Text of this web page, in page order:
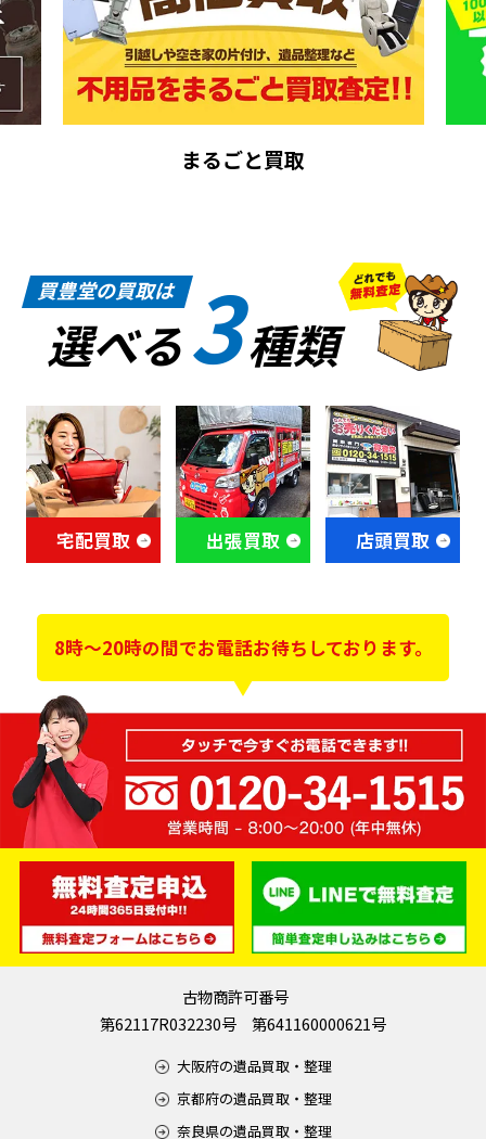
まるごと買取
買豊堂の買取は
選べる3種類
宅配買取 出張買取 店頭買取
8時～20時の間でお電話お待ちしております。
古物商許可番号
第62117R032230号 第641160000621号
大阪府の遺品買取・整理
京都府の遺品買取・整理
奈良県の遺品買取・整理